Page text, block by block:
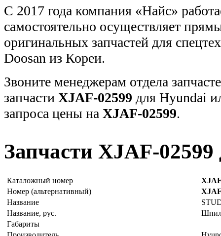
С 2017 года компания «Найс»
самостоятельно осуществляет
оригинальных запчастей для
Doosan из Кореи.
Звоните менеджерам отдела
запчасти XJAF-02599 для Hyundai
запроса цены на XJAF-02599.
Запчасти XJAF-
Каталожный номер
Номер (альтернативный)
Название
Название, рус.
Габариты